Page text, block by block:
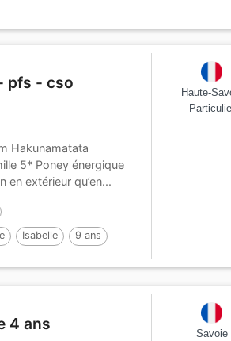
pfs - cso
Hakunamatata
5* Poney énergique
extérieur qu’en...
Isabelle 9 ans
Haute-
4 ans
Savoie